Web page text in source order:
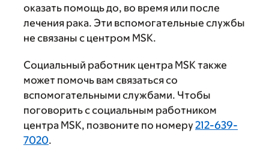
оказать помощь до, во время или после
лечения рака. Эти вспомогательные службы
не связаны с центром MSK.
Социальный работник центра MSK также
может помочь вам связаться со
вспомогательными службами. Чтобы
поговорить с социальным работником
центра MSK, позвоните по номеру212-639-
7020.